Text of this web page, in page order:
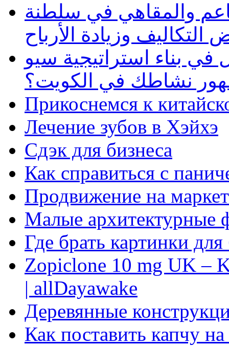
والمقاهي في سلطنة
وزيادة الأرباح
بناء استراتيجية سيو
نشاطك في الكويت؟
Прикоснемся к
Лечение зубов в Хэйхэ
Сдэк для бизнеса
Как справиться с
Продвижение на
Малые архитектурные
Где брать картинки
Zopiclone 10 mg UK –
| allDayawake
Деревянные
Как поставить капчу